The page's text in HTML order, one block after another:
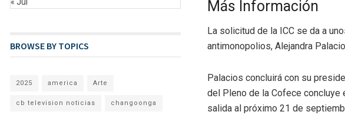
Más Información
La solicitud de la ICC se da a
antimonopolios, Alejandra
Palacios concluirá con su
del Pleno de la Cofece concluye
salida al próximo 21 de
BROWSE BY TOPICS
2025 america Arte
cb television noticias changoonga